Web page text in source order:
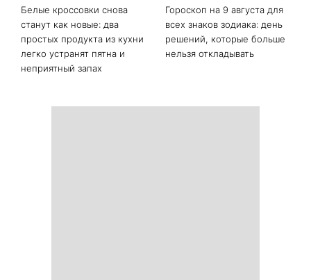
Белые кроссовки снова
станут как новые: два
простых продукта из кухни
легко устранят пятна и
неприятный запах
Гороскоп на 9 августа для
всех знаков зодиака: день
решений, которые больше
нельзя откладывать